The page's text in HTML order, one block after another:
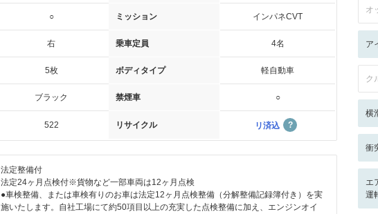
○ ミッション インパネCVT
右 乗車定員 4名
5枚 ボディタイプ 軽自動車
ブラック 禁煙車 ○
522 リサイクル リ済込
法定整備付
法定24ヶ月点検付※貨物など一部車両は12ヶ月点検
●車検整備、または車検有りのお車は法定12ヶ月点検整備（分解整備記録簿付き）を実
施いたします。自社工場にて約50項目以上の充実した点検整備に加え、エンジンオイ
オ
ア
ク
横
衝
エ
運